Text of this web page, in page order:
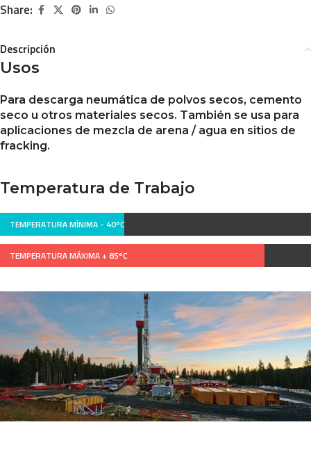
Share:
Descripción
Usos
Para descarga neumática de polvos secos, cemento
seco u otros materiales secos. También se usa para
aplicaciones de mezcla de arena / agua en sitios de
fracking.
Temperatura de Trabajo
TEMPERATURA MÍNIMA - 40ºC
TEMPERATURA MÁXIMA +85ºC